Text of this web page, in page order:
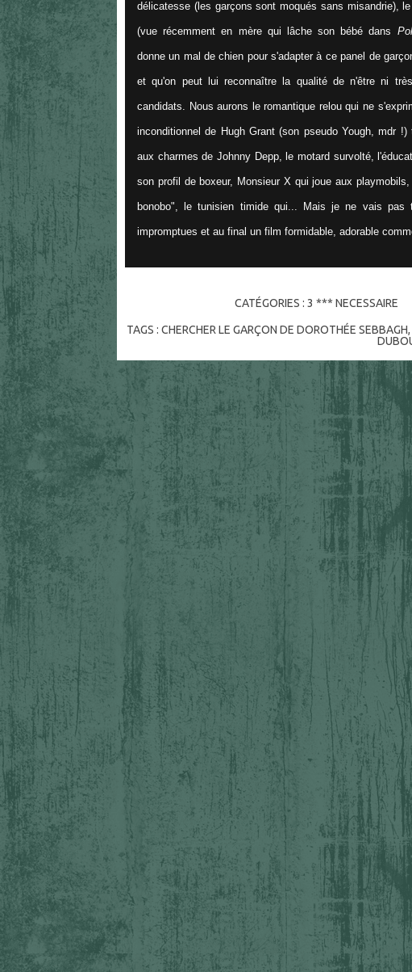
délicatesse (les garçons sont moqués sans misandrie),
(vue récemment en mère qui lâche son bébé dans
donne un mal de chien pour s'adapter à ce panel de
et qu'on peut lui reconnaître la qualité de n'être ni
candidats. Nous aurons le romantique relou qui ne
inconditionnel de Hugh Grant (son pseudo Yough, mdr
aux charmes de Johnny Depp, le motard survolté,
son profil de boxeur, Monsieur X qui joue aux
bonobo", le tunisien timide qui... Mais je ne vais
impromptues et au final un film formidable, adorable
CATÉGORIES : 3 *** NECESSAIRE
TAGS : CHERCHER LE GARÇON DE DOROTHÉE SEBBAGH,